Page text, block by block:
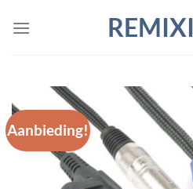
naar
Aanbieding!